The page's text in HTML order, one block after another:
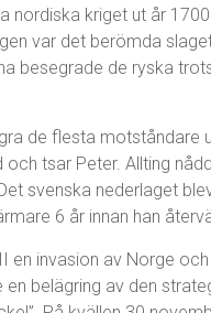
nordiska kriget ut år
var det berömda
besegrade de ryska
de flesta motståndare
tsar Peter. Allting
svenska nederlaget
6 år innan han
en invasion av Norge
belägring av den